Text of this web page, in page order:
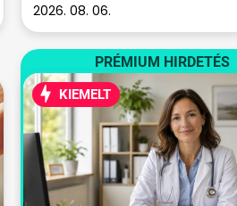
2026. 08. 06.
PRÉMIUM HIRDETÉS
KIEMELT